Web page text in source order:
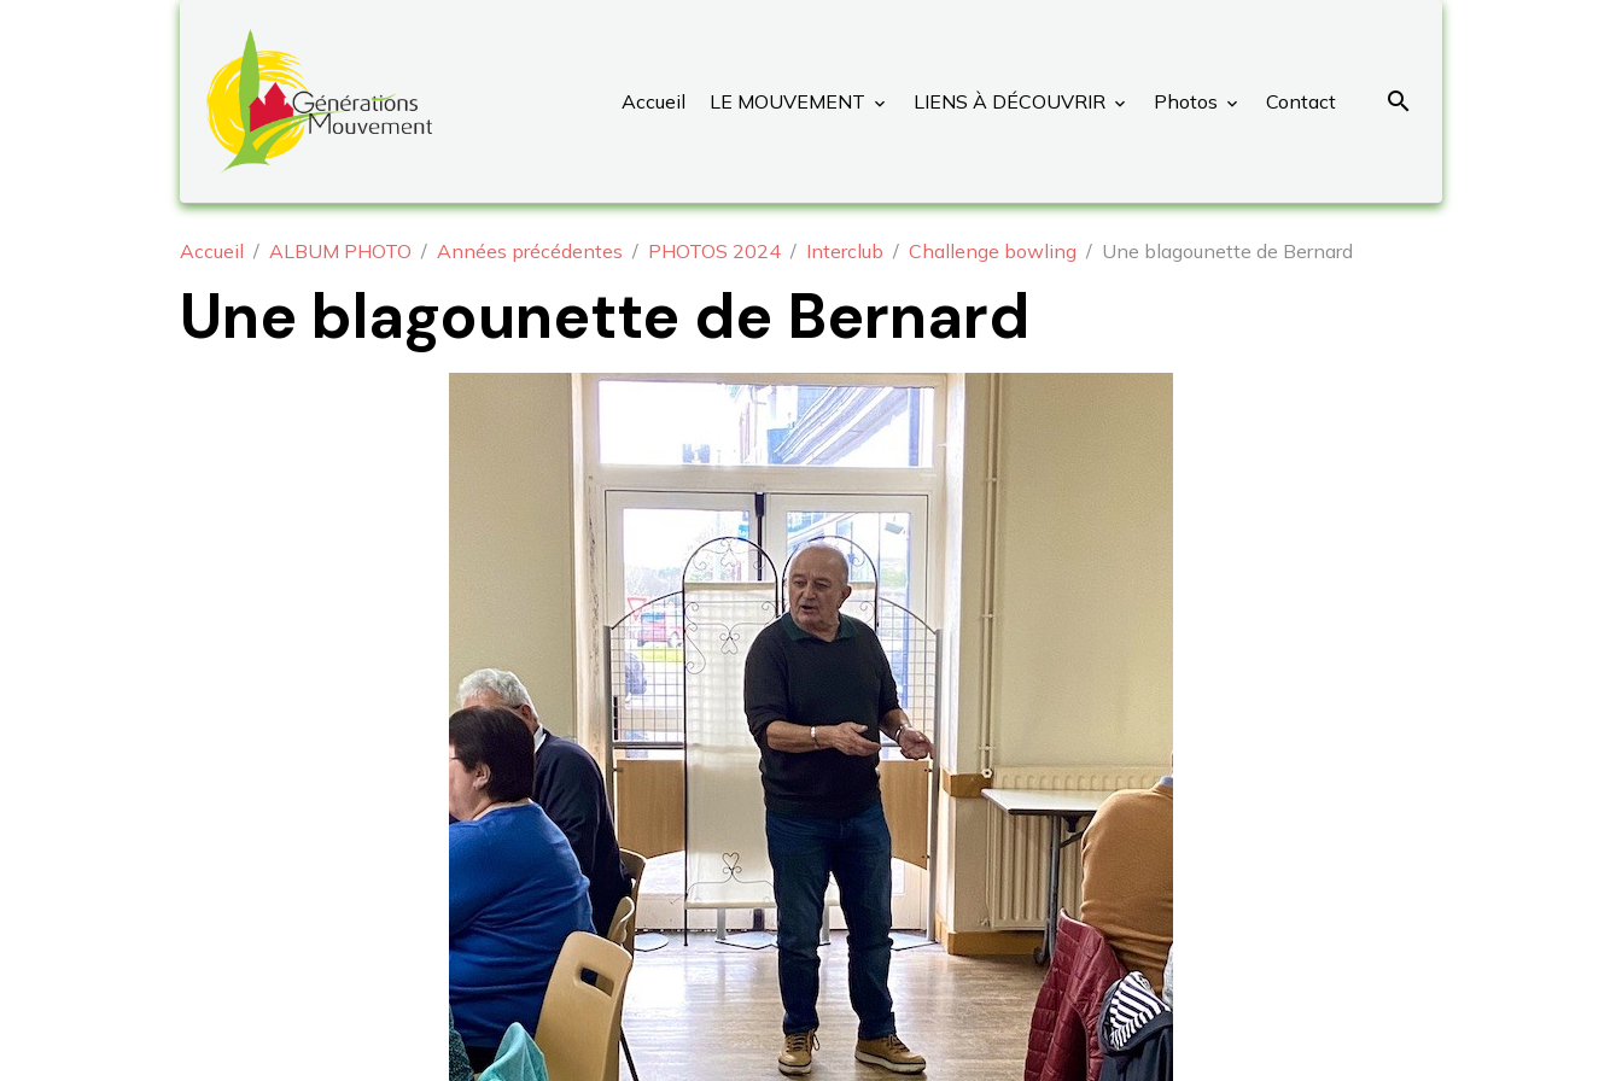
Accueil LE MOUVEMENT LIENS À DÉCOUVRIR Photos Contact
Accueil ALBUM PHOTO Années précédentes PHOTOS 2024 Interclub Challenge bowling Une blagounette de Bernard
Une blagounette de Bernard